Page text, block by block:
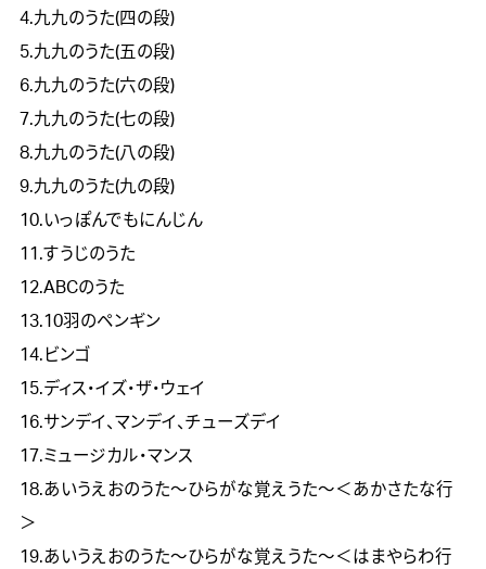
4.九九のうた(四の段)
5.九九のうた(五の段)
6.九九のうた(六の段)
7.九九のうた(七の段)
8.九九のうた(八の段)
9.九九のうた(九の段)
10.いっぽんでもにんじん
11.すうじのうた
12.ABCのうた
13.10羽のペンギン
14.ビンゴ
15.ディス・イズ・ザ・ウェイ
16.サンデイ、マンデイ、チューズデイ
17.ミュージカル・マンス
18.あいうえおのうた～ひらがな覚えうた～＜あかさたな行
＞
19.あいうえおのうた～ひらがな覚えうた～＜はまやらわ行